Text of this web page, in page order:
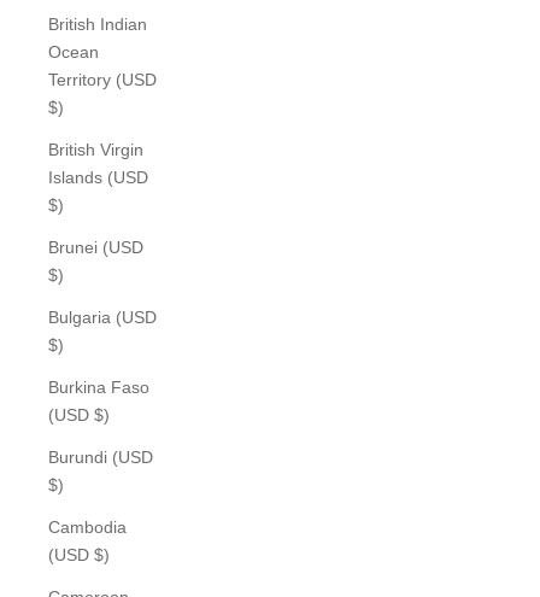
British Indian
Ocean
Territory (USD
$)
British Virgin
Islands (USD
$)
Brunei (USD
$)
Bulgaria (USD
$)
Burkina Faso
(USD $)
Burundi (USD
$)
Cambodia
(USD $)